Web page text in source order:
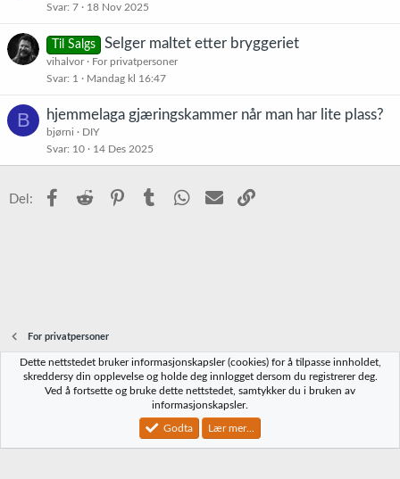
Svar 7 18 Nov 2025
Til Salgs Selger maltet etter bryggeriet
vihalvor
For privatpersoner
Svar 1 Mandag kl 16:47
B hjemmelaga gjæringskammer når man har lite plass?
bjørni
DIY
Svar 10 14 Des 2025
Del: Facebook
Reddit PinterestTumblr WhatsApp
E-post
For privatpersoner
Norbrygg-default
Vilkår og regler Personvernregler
Community platform by XenForo® © 2010-2023 XenForo Ltd.
Dette nettstedet bruker informasjonskapsler (cookies) for å tilpasse innholdet,
skreddersy din opplevelse og holde deg innlogget dersom du registrerer deg.
Ved å fortsette og bruke dette nettstedet, samtykker du i bruken av
informasjonskapsler.
Godta Lær mer...